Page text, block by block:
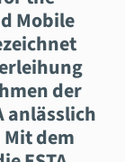
Mobile
der
anlässlich
dem